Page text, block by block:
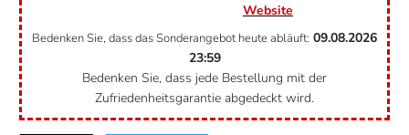
Website
Bedenken Sie, dass das Sonderangebot heute abläuft: 09.08.2026
23:59
Bedenken Sie, dass jede Bestellung mit der
Zufriedenheitsgarantie abgedeckt wird.